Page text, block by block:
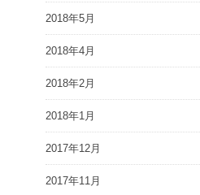
2018年5月
2018年4月
2018年2月
2018年1月
2017年12月
2017年11月